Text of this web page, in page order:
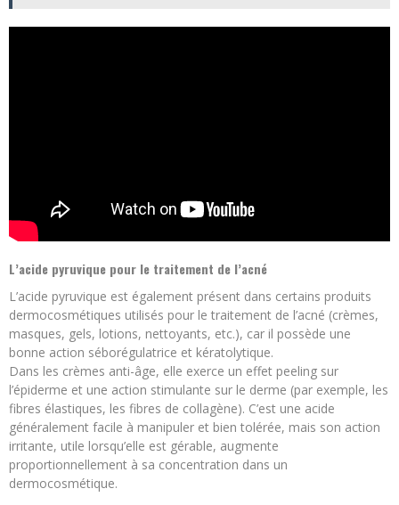
L’acide pyruvique pour le traitement de l’acné
L’acide pyruvique est également présent dans certains produits
dermocosmétiques utilisés pour le traitement de l’acné (crèmes,
masques, gels, lotions, nettoyants, etc.), car il possède une
bonne action séborégulatrice et kératolytique.
Dans les crèmes anti-âge, elle exerce un effet peeling sur
l’épiderme et une action stimulante sur le derme (par exemple, les
fibres élastiques, les fibres de collagène). C’est une acide
généralement facile à manipuler et bien tolérée, mais son action
irritante, utile lorsqu’elle est gérable, augmente
proportionnellement à sa concentration dans un
dermocosmétique.